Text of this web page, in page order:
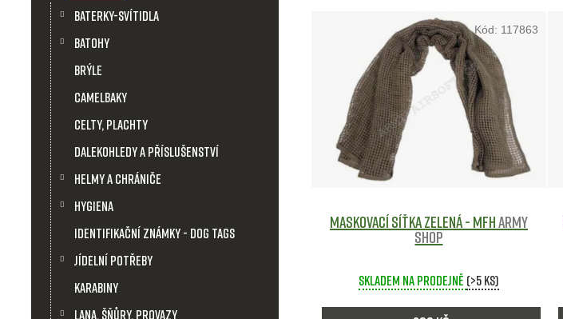
Baterky-svítidla
Batohy
Brýle
Camelbaky
Celty, plachty
Dalekohledy a příslušenství
Helmy a chrániče
Hygiena
Identifikační známky - Dog Tags
Jídelní potřeby
Karabiny
Lana, šňůry, provazy
Maskovací síťka Zelená - MFHArmy
shop
Skladem na prodejně (>5 ks)
Kód: 117863